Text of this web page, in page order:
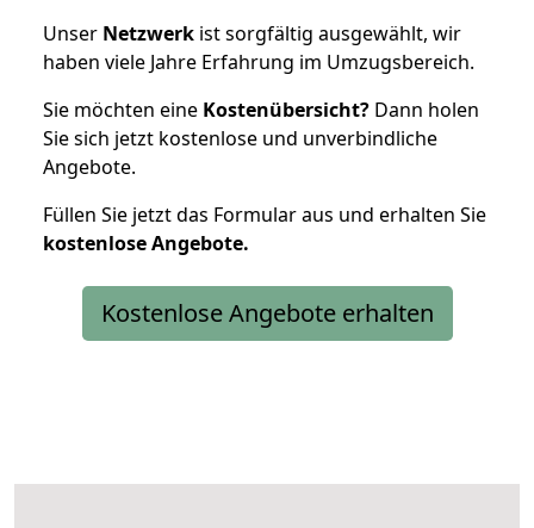
Unser Netzwerk ist sorgfältig ausgewählt, wir
haben viele Jahre Erfahrung im Umzugsbereich.
Sie möchten eine Kostenübersicht? Dann holen
Sie sich jetzt kostenlose und unverbindliche
Angebote.
Füllen Sie jetzt das Formular aus und erhalten Sie
kostenloseAngebote.
Kostenlose Angebote erhalten